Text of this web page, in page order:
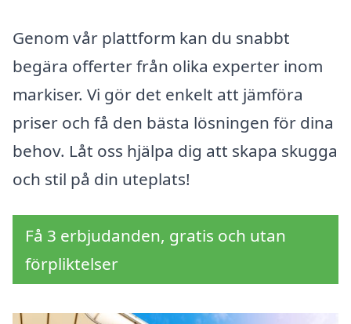
Genom vår plattform kan du snabbt
begära offerter från olika experter inom
markiser. Vi gör det enkelt att jämföra
priser och få den bästa lösningen för dina
behov. Låt oss hjälpa dig att skapa skugga
och stil på din uteplats!
Få 3 erbjudanden, gratis och utan
förpliktelser